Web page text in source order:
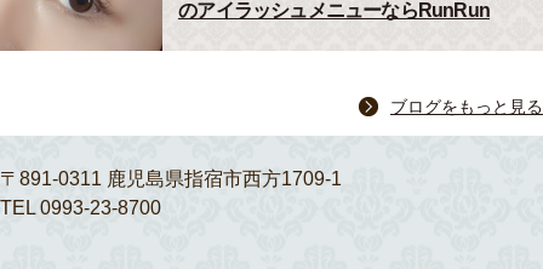
のアイラッシュメニューならRunRun
ブログをもっと見る
〒891-0311 鹿児島県指宿市西方1709-1
TEL 0993-23-8700